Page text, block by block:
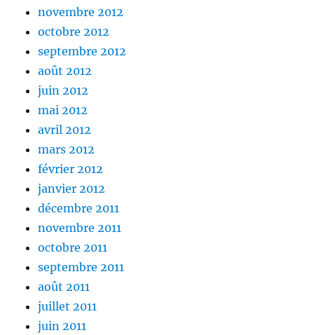
novembre 2012
octobre 2012
septembre 2012
août 2012
juin 2012
mai 2012
avril 2012
mars 2012
février 2012
janvier 2012
décembre 2011
novembre 2011
octobre 2011
septembre 2011
août 2011
juillet 2011
juin 2011